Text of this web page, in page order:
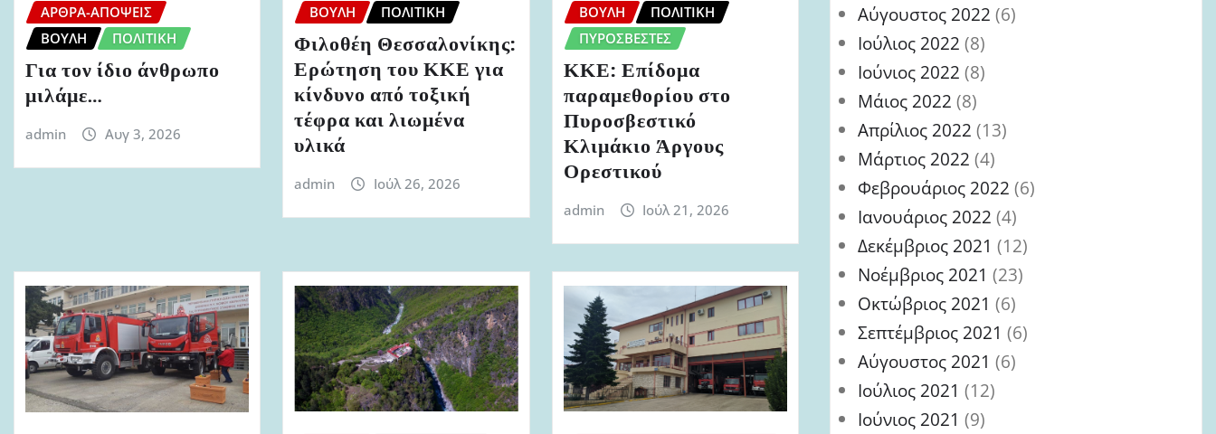
ΆΡΘΡΑ-ΑΠΌΨΕΙΣ
ΒΟΥΛΉ
ΠΟΛΙΤΙΚΉ
Για τον ίδιο άνθρωπο
μιλάμε…
admin Αυγ 3, 2026
ΒΟΥΛΉ ΠΟΛΙΤΙΚΉ
Φιλοθέη Θεσσαλονίκης:
Ερώτηση του ΚΚΕ για
κίνδυνο από τοξική
τέφρα και λιωμένα
υλικά
admin Ιούλ 26, 2026
ΒΟΥΛΉ
ΠΟΛΙΤΙΚΉ
ΠΥΡΟΣΒΈΣΤΕΣ
ΚΚΕ: Επίδομα
παραμεθορίου στο
Πυροσβεστικό
Κλιμάκιο Άργους
Ορεστικού
admin Ιούλ 21, 2026
Αύγουστος 2022 (6)
Ιούλιος 2022 (8)
Ιούνιος 2022 (8)
Μάιος 2022 (8)
Απρίλιος 2022 (13)
Μάρτιος 2022 (4)
Φεβρουάριος 2022 (6)
Ιανουάριος 2022 (4)
Δεκέμβριος 2021 (12)
Νοέμβριος 2021 (23)
Οκτώβριος 2021 (6)
Σεπτέμβριος 2021 (6)
Αύγουστος 2021 (6)
Ιούλιος 2021 (12)
Ιούνιος 2021 (9)